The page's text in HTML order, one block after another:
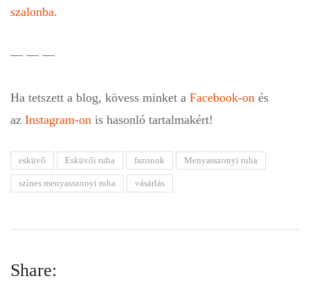
szalonba.
— — —
Ha tetszett a blog, kövess minket a Facebook-on és
az Instagram-on is hasonló tartalmakért!
esküvő Esküvői ruha fazonok Menyasszonyi ruha
színes menyasszonyi ruha vásárlás
Share: